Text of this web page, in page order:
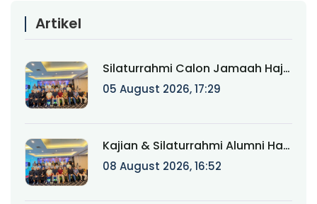
Artikel
Silaturrahmi Calon Jamaah Haji
Munatour 1448 H/2026:
Komitmen Mendampingi
05 August 2026, 17:29
Kajian & Silaturrahmi Alumni Haji
Munatour 2024–2025:
"Kemabruran Bukan Akhir
08 August 2026, 16:52